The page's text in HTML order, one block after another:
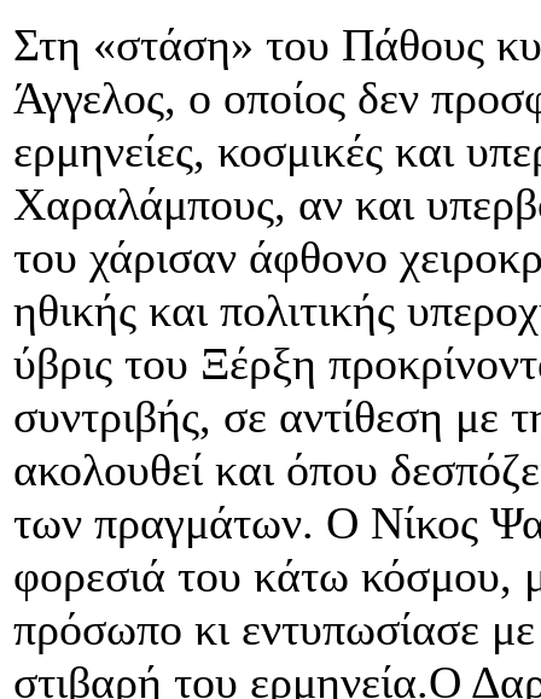
Στη «στάση» του Πάθους
Άγγελος, ο οποίος δεν
ερμηνείες, κοσμικές και
Χαραλάμπους, αν και
του χάρισαν άφθονο
ηθικής και πολιτικής
ύβρις του Ξέρξη
συντριβής, σε αντίθεση με
ακολουθεί και όπου
των πραγμάτων. Ο Νίκος
φορεσιά του κάτω κόσμου,
πρόσωπο κι εντυπωσίασε
στιβαρή του ερμηνεία.Ο